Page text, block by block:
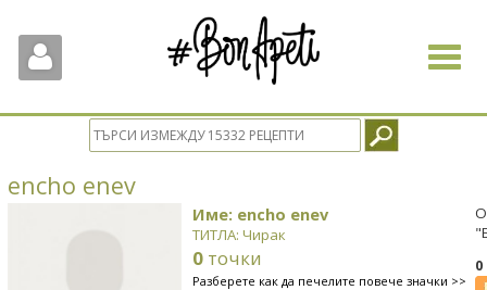
Toggle
encho enev
Име: encho enev
ТИТЛА: Чирак
0 точки
Разберете как да печелите повече значки >>